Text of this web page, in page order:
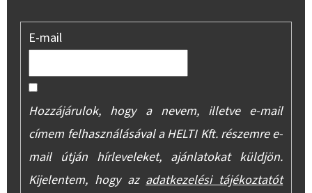
E-mail
Hozzájárulok, hogy a nevem, illetve e-mail
címem felhasználásával a HELTI Kft. részemre e-
mail útján hírleveleket, ajánlatokat küldjön.
Kijelentem, hogy az adatkezelési tájékoztatót